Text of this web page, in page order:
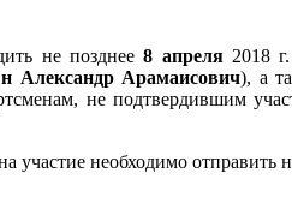
не позднее8 апреля2018
Александр Арамаисович), а
не подтвердившим
необходимо отправить